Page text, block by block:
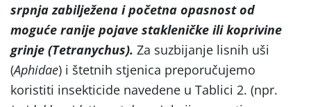
srpnja zabilježena i početna opasnost od
moguće ranije pojave stakleničke ili koprivine
grinje (Tetranychus). Za suzbijanje lisnih uši
(Aphidae) i štetnih stjenica preporučujemo
koristiti insekticide navedene u Tablici 2. (npr.